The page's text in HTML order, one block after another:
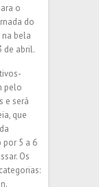
o
do
bela
de abril.
pelo
e será
que
por 5 a 6
Os